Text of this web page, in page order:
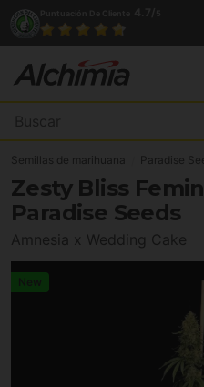
248 Contacto
Semillas de marihuana Paradise
Zesty Bliss
Paradise Seeds
Amnesia x Wedding Cake
New